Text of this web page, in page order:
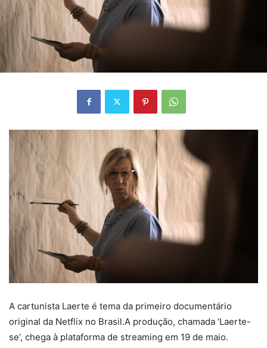
A cartunista Laerte é tema da primeiro documentário
original da Netflix no Brasil.A produção, chamada ‘Laerte-
se’, chega à plataforma de streaming em 19 de maio.